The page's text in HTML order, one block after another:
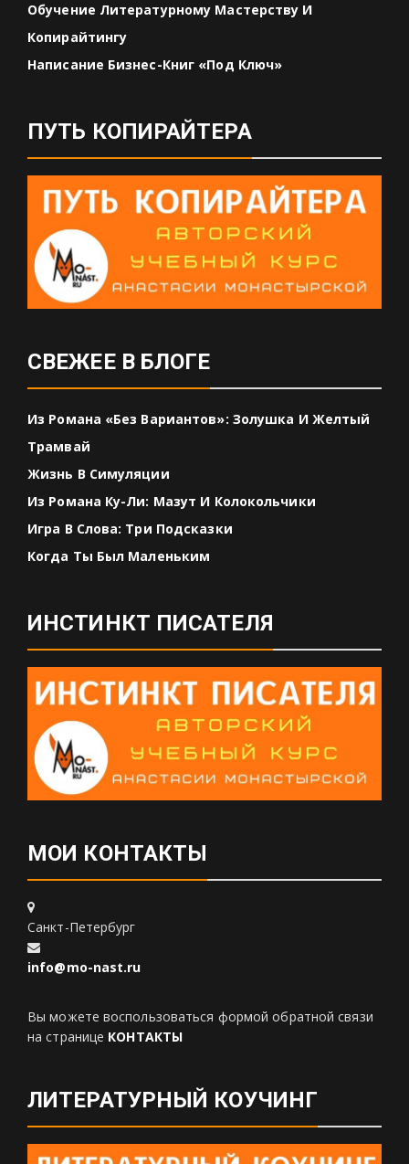
Обучение Литературному Мастерству И
Копирайтингу
Написание Бизнес-Книг «под Ключ»
ПУТЬ КОПИРАЙТЕРА
СВЕЖЕЕ В БЛОГЕ
Из Романа «Без Вариантов»: Золушка И Желтый
Трамвай
Жизнь В Симуляции
Из Романа Ку-Ли: Мазут И Колокольчики
Игра В Слова: Три Подсказки
Когда Ты Был Маленьким
ИНСТИНКТ ПИСАТЕЛЯ
МОИ КОНТАКТЫ
Санкт-Петербург
info@mo-nast.ru
Вы можете воспользоваться формой обратной связи
на странице КОНТАКТЫ
ЛИТЕРАТУРНЫЙ КОУЧИНГ